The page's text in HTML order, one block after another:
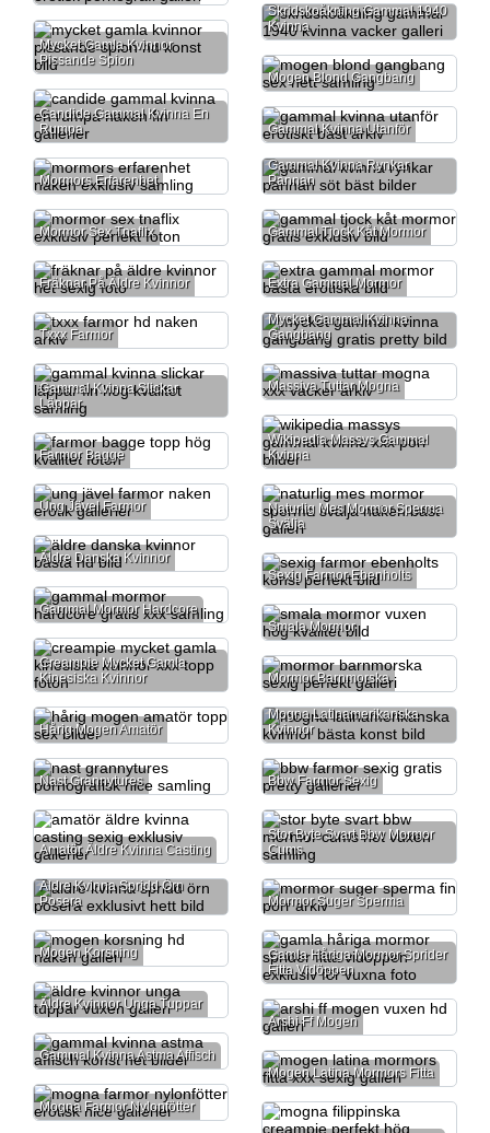
Skridskoåkning Gammal 1940
Kvinna
Mycket Gamla Kvinnor
Pissande Spion
Mogen Blond Gangbang
Candide Gammal Kvinna En
Rumpa
Gammal Kvinna Utanför
Mormors Erfarenhet
Gammal Kvinna Rynkar
Pannan
Mormor Sex Tnaflix Gammal Tjock Kåt Mormor
Fräknar På Äldre Kvinnor Extra Gammal Mormor
Txxx Farmor
Mycket Gammal Kvinna
Gangbang
Gammal Kvinna Slickar
Läppar
Massiva Tuttar Mogna
Wikipedia Massys Gammal
Kvinna
Farmor Bagge
Ung Jävel Farmor
Naturlig Mes Mormor Sperma
Svälja
Äldre Danska Kvinnor
Sexig Farmor Ebenholts
Gammal Mormor Hardcore
Smala Mormor
Creampie Mycket Gamla
Kinesiska Kvinnor
Mormor Barnmorska
Hårig Mogen Amatör
Mogna Latinamerikanska
Kvinnor
Nast Grannytures Bbw Farmor Sexig
Amatör Äldre Kvinna Casting
Stor Byte Svart Bbw Mormor
Cums
Äldre Kvinna Spridd Örn
Posera
Mormor Suger Sperma
Mogen Korsning
Gamla Håriga Mormor Sprider
Fitta Vidöppen
Äldre Kvinnor Unga Tuppar
Arshi Ff Mogen
Gammal Kvinna Astma Affisch
Mogen Latina Mormors Fitta
Mogna Farmor Nylonfötter